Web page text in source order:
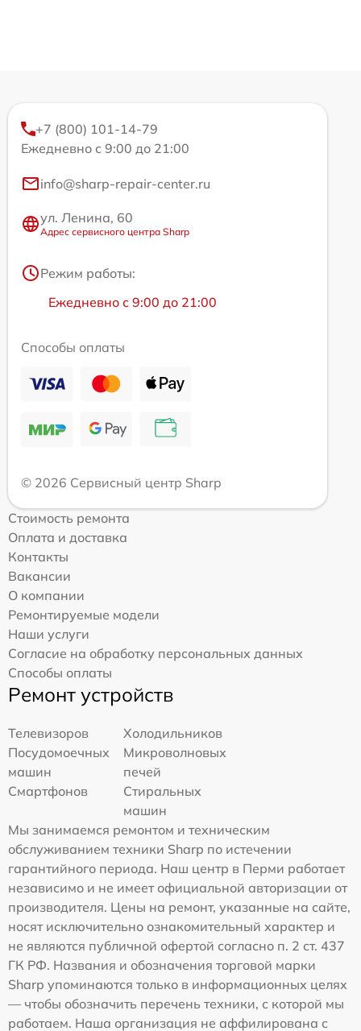
+7 (800) 101-14-79
Ежедневно с 9:00 до 21:00
info@sharp-repair-center.ru
ул. Ленина, 60
Адрес сервисного центра Sharp
Режим работы:
Ежедневно с 9:00 до 21:00
Способы оплаты
© 2026 Сервисный центр Sharp
Стоимость ремонта
Оплата и доставка
Контакты
Вакансии
О компании
Ремонтируемые модели
Наши услуги
Согласие на обработку персональных данных
Способы оплаты
Ремонт устройств
Телевизоров
Холодильников
Посудомоечных
машин
Микроволновых
печей
Смартфонов
Стиральных
машин
Мы занимаемся ремонтом и техническим
обслуживанием техники Sharp по истечении
гарантийного периода. Наш центр в Перми работает
независимо и не имеет официальной авторизации от
производителя. Цены на ремонт, указанные на сайте,
носят исключительно ознакомительный характер и
не являются публичной офертой согласно п. 2 ст. 437
ГК РФ. Названия и обозначения торговой марки
Sharp упоминаются только в информационных целях
— чтобы обозначить перечень техники, с которой мы
работаем. Наша организация не аффилирована с